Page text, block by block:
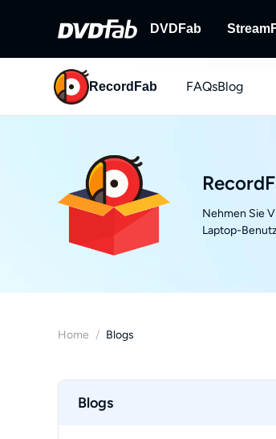
DVDFab
DVDFab
RecordFab FAQsBlog
Nehmen Sie
Laptop-
Home / Blogs
Blogs